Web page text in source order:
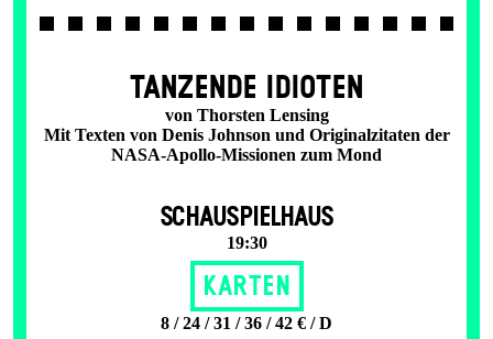
TANZENDE IDIOTEN
von Thorsten Lensing
Mit Texten von Denis Johnson und Originalzitaten der
NASA-Apollo-Missionen zum Mond
SCHAUSPIELHAUS
19:30
Karten
8 / 24 / 31 / 36 / 42 € / D